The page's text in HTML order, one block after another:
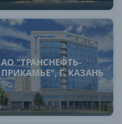
АО "ТРАНСНЕФТЬ-
ПРИКАМЬЕ", Г. КАЗАНЬ